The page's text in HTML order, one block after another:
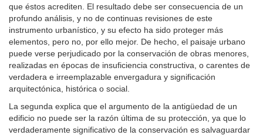
que éstos acrediten. El resultado debe ser consecuencia de un
profundo análisis, y no de continuas revisiones de este
instrumento urbanístico, y su efecto ha sido proteger más
elementos, pero no, por ello mejor. De hecho, el paisaje urbano
puede verse perjudicado por la conservación de obras menores,
realizadas en épocas de insuficiencia constructiva, o carentes de
verdadera e irreemplazable envergadura y significación
arquitectónica, histórica o social.
La segunda explica que el argumento de la antigüedad de un
edificio no puede ser la razón última de su protección, ya que lo
verdaderamente significativo de la conservación es salvaguardar